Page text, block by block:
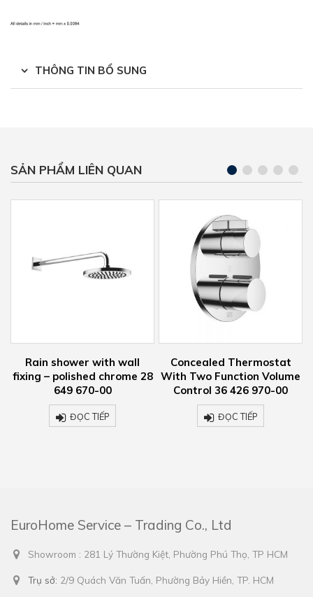
THÔNG TIN BỔ SUNG
SẢN PHẨM LIÊN QUAN
Concealed Thermostat
With Two Function Volume
Control 36 426 970-00
ĐỌC TIẾP
Vòi chậu nóng lạnh 3 lỗ gắn
tường Luxury Dornbracht
825
ĐỌC TIẾP
EuroHome Service – Trading Co., Ltd
Showroom : 281 Lý Thường Kiệt, Phường Phú Thọ, TP HCM
Trụ sở: 2/9 Quách Văn Tuấn, Phường Bảy Hiền, TP. HCM